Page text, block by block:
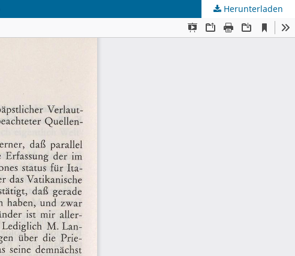
Herunterladen